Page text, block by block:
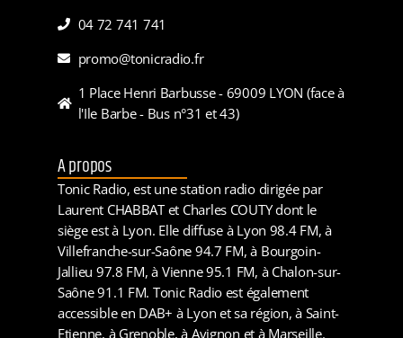
04 72 741 741
promo@tonicradio.fr
1 Place Henri Barbusse - 69009 LYON (face à
l'Ile Barbe - Bus n°31 et 43)
A propos
Tonic Radio, est une station radio dirigée par
Laurent CHABBAT et Charles COUTY dont le
siège est à Lyon. Elle diffuse à Lyon 98.4 FM, à
Villefranche-sur-Saône 94.7 FM, à Bourgoin-
Jallieu 97.8 FM, à Vienne 95.1 FM, à Chalon-sur-
Saône 91.1 FM. Tonic Radio est également
accessible en DAB+ à Lyon et sa région, à Saint-
Etienne, à Grenoble, à Avignon et à Marseille.